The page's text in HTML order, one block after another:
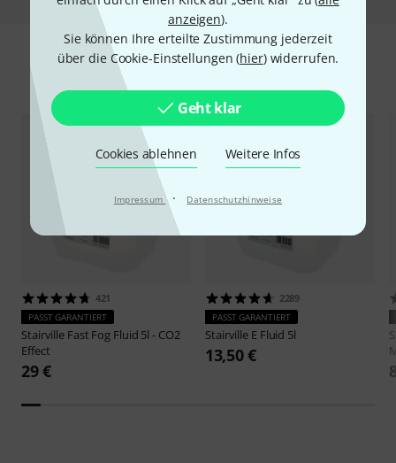
anzeigen).
Sie können Ihre erteilte Zustimmung jederzeit
über die Cookie-Einstellungen (hier) widerrufen.
Geht klar
Cookies ablehnen Weitere Infos
Impressum · Datenschutzhinweise
Zubehör & passende Artikel
421
PASST GARANTIERT
Stairville Fast Fog Fluid 5l - CO2
Effect
29 €
2289
PASST GARANTIERT
Stairville E Fluid 5l
13,50 €